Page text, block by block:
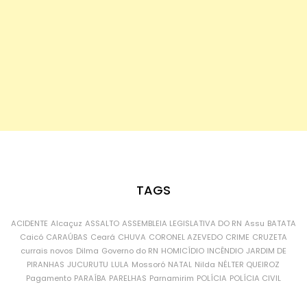
TAGS
ACIDENTE Alcaçuz ASSALTO ASSEMBLEIA LEGISLATIVA DO RN Assu BATATA
Caicó CARAÚBAS Ceará CHUVA CORONEL AZEVEDO CRIME CRUZETA
currais novos Dilma Governo do RN HOMICÍDIO INCÊNDIO JARDIM DE
PIRANHAS JUCURUTU LULA Mossoró NATAL Nilda NÉLTER QUEIROZ
Pagamento PARAÍBA PARELHAS Parnamirim POLÍCIA POLÍCIA CIVIL